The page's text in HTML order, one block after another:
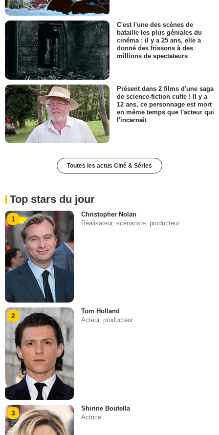
C'est l'une des scènes de
bataille les plus géniales du
cinéma : il y a 25 ans, elle a
donné des frissons à des
millions de spectateurs
Présent dans 2 films d'une saga
de science-fiction culte ! Il y a
12 ans, ce personnage est mort
en même temps que l'acteur qui
l'incarnait
Toutes les actus Ciné & Séries
Top stars du jour
1
Christopher Nolan
Réalisateur, scénariste, producteur
2
Tom Holland
Acteur, producteur
3
Shirine Boutella
Actrice